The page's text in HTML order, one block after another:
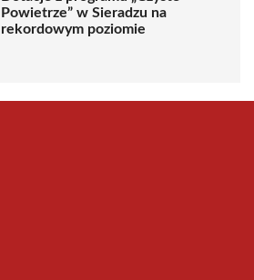
Powietrze” w Sieradzu na
rekordowym poziomie